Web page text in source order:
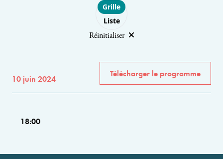
Choose layout
Grille
Liste
Réinitialiser
10 juin 2024
Télécharger le programme
18:00